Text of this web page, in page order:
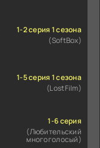
1-2 серия 1 сезона
(SoftBox)
1-5 серия 1 сезона
(LostFilm)
1-6 серия
(Любительский
многоголосый)